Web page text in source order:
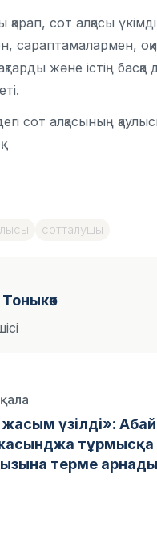
сот алқасы
сараптамалармен,
және істің
сот алқасының
сотталушы
жасым үзілді»: Абай
тұрмысқа
терме арнады